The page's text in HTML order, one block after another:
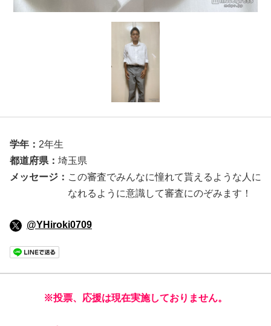
学年： 2年生
都道府県： 埼玉県
メッセージ： この審査でみんなに憧れて貰えるような人に
なれるように意識して審査にのぞみます！
@YHiroki0709
※投票、応援は現在実施しておりません。